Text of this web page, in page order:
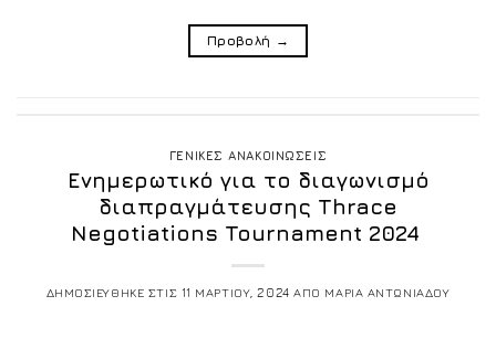
Προβολή →
ΓΕΝΙΚΕΣ ΑΝΑΚΟΙΝΩΣΕΙΣ
Ενημερωτικό για το διαγωνισμό
διαπραγμάτευσης Thrace
Negotiations Tournament 2024
ΔΗΜΟΣΙΕΥΘΗΚΕ ΣΤΙΣ 11 ΜΑΡΤΙΟΥ, 2024 ΑΠΟ ΜΑΡΙΑ ΑΝΤΩΝΙΑΔΟΥ